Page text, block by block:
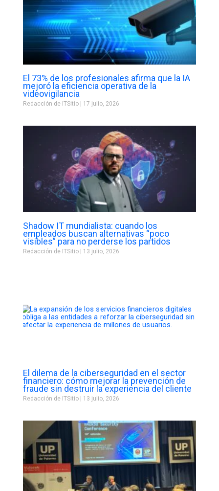
El 73% de los profesionales afirma que la IA
mejoró la eficiencia operativa de la
videovigilancia
Redacción de ITSitio 17 julio, 2026
Shadow IT mundialista: cuando los
empleados buscan alternativas “poco
visibles” para no perderse los partidos
Redacción de ITSitio 13 julio, 2026
El dilema de la ciberseguridad en el sector
financiero: cómo mejorar la prevención de
fraude sin destruir la experiencia del cliente
Redacción de ITSitio 13 julio, 2026